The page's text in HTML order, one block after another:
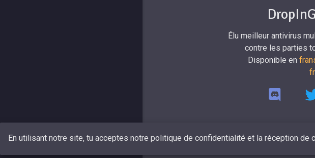
En utilisant notre site, tu acceptes notre politique de confidentialité et la réception de
Élu meilleur antivirus
contre les parties
Disponible en